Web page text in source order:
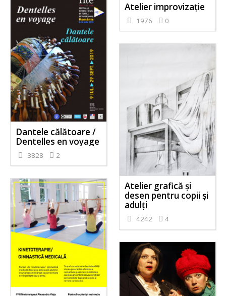
Atelier improvizație
1976 0
Dantele călătoare /
Dentelles en voyage
3828 2
Atelier grafică și
desen pentru copii și
adulți
4242 4